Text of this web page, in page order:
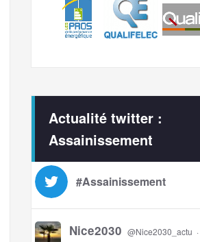
Actualité twitter :
Assainissement
#Assainissement
Nice2030 @Nice2030_actu ·